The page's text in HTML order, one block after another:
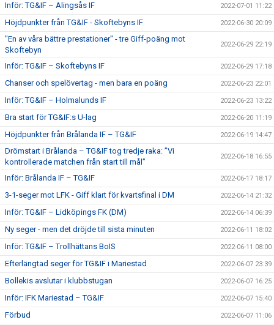
Inför: TG&IF – Alingsås IF 2022-07-01 11:22
Höjdpunkter från TG&IF - Skoftebyns IF 2022-06-30 20:09
"En av våra bättre prestationer" - tre Giff-poäng mot
Skoftebyn
2022-06-29 22:19
Inför: TG&IF – Skoftebyns IF 2022-06-29 17:18
Chanser och spelövertag - men bara en poäng 2022-06-23 22:01
Inför: TG&IF – Holmalunds IF 2022-06-23 13:22
Bra start för TG&IF:s U-lag 2022-06-20 11:19
Höjdpunkter från Brålanda IF – TG&IF 2022-06-19 14:47
Drömstart i Brålanda – TG&IF tog tredje raka: ”Vi
kontrollerade matchen från start till mål”
2022-06-18 16:55
Inför: Brålanda IF – TG&IF 2022-06-17 18:17
3-1-seger mot LFK - Giff klart för kvartsfinal i DM 2022-06-14 21:32
Inför: TG&IF – Lidköpings FK (DM) 2022-06-14 06:39
Ny seger - men det dröjde till sista minuten 2022-06-11 18:02
Inför: TG&IF – Trollhättans BoIS 2022-06-11 08:00
Efterlängtad seger för TG&IF i Mariestad 2022-06-07 23:39
Bollekis avslutar i klubbstugan 2022-06-07 16:25
Inför: IFK Mariestad – TG&IF 2022-06-07 15:40
Förbud 2022-06-07 11:06